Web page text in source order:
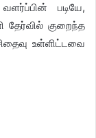
படியே,
குறைந்த
உள்ளிட்டவை